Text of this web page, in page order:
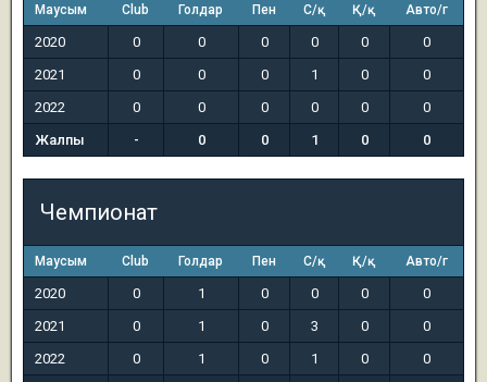
Маусым Club Голдар Пен С/қ Қ/қ Авто/г
2020 0 0 0 0 0
0
2021
0 0 0 1 0
0
2022
0 0 0 0 0
0
Жалпы
- 0 0 1 0 0
Чемпионат
Маусым Club Голдар Пен С/қ Қ/қ Авто/г
2020 0 1 0 0 0
0
2021
0 1 0 3 0
0
2022
0 1 0 1 0
0